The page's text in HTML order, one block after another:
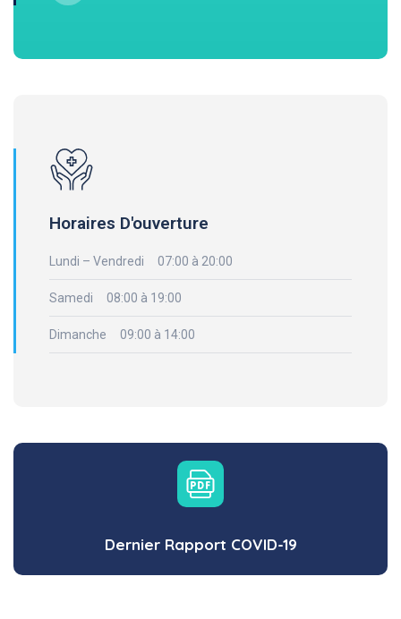
Horaires D'ouverture
Lundi – Vendredi 07:00 à 20:00
Samedi 08:00 à 19:00
Dimanche 09:00 à 14:00
Dernier Rapport COVID-19